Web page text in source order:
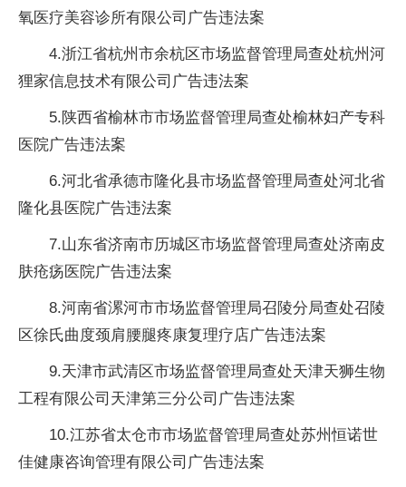
氧医疗美容诊所有限公司广告违法案
4.浙江省杭州市余杭区市场监督管理局查处杭州河
狸家信息技术有限公司广告违法案
5.陕西省榆林市市场监督管理局查处榆林妇产专科
医院广告违法案
6.河北省承德市隆化县市场监督管理局查处河北省
隆化县医院广告违法案
7.山东省济南市历城区市场监督管理局查处济南皮
肤疮疡医院广告违法案
8.河南省漯河市市场监督管理局召陵分局查处召陵
区徐氏曲度颈肩腰腿疼康复理疗店广告违法案
9.天津市武清区市场监督管理局查处天津天狮生物
工程有限公司天津第三分公司广告违法案
10.江苏省太仓市市场监督管理局查处苏州恒诺世
佳健康咨询管理有限公司广告违法案